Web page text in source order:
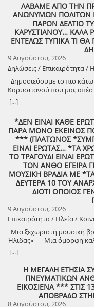
ΛΑΒΑΜΕ ΑΠΟ ΤΗΝ
ΑΝΩΝΥΜΩΝ ΠΟΛΙΤΩΝ
ΠΑΡΟΝ ΔΕΛΤΙΟ
ΚΑΡΥΣΤΙΑΝΟΥ… ΚΑΛΑ
ΕΝΤΕΛΩΣ ΤΥΠΙΚΑ ΤΙ
9 Αυγούστου, 2026
Δηλώσεις / Επικαιρότητα /
Δημοσιεύουμε το πιο
Καρυστιανού που μας
Πολιτών>>!
[...]
*ΔΕΝ ΕΙΝΑΙ ΚΑΘΕ
ΠΑΡΑ ΜΟΝΟ ΕΚΕΙΝΟΣ
*** (ΠΛΑΤΩΝΟΣ
ΕΙΝΑΙ ΕΡΩΤΑΣ… *ΤΑ
ΤΟ ΤΡΑΓΟΥΔΙ ΕΙΝΑΙ
ΤΟΝ ΑΝΘΟ ΕΓΕΙΡΑ
ΜΟΥΣΙΚΗ ΒΡΑΔΙΑ ΜΕ
ΔΕΥΤΕΡΑ 10 ΤΟΥ
ΔΙΟΤΙ ΟΠΟΙΟΣ
9 Αυγούστου, 2026
Επικαιρότητα / Ηλεία /
Μια ξεχωριστή μουσική
Ήλιδας» Μια όμορφη
μελωδίες, πολιτισμό και
Ζαχάρως, στο πλαίσιο του
Προγράμματος. Τη
του Γυμνασίου Ζαχάρως
Χρώματα της Ήλιδας» θα
πρόγραμμα. Μια βραδιά
διαφορετικών ηλικιών
[...]
Η ΜΕΓΑΛΗ ΕΤΗΣΙΑ
ΠΝΕΥΜΑΤΙΚΩΝ
ΕΙΚΟΣΙΕΝΑ *** ΣΤΙΣ
ΑΠΟΒΡΑΔΟ
8 Αυγούστου, 2026